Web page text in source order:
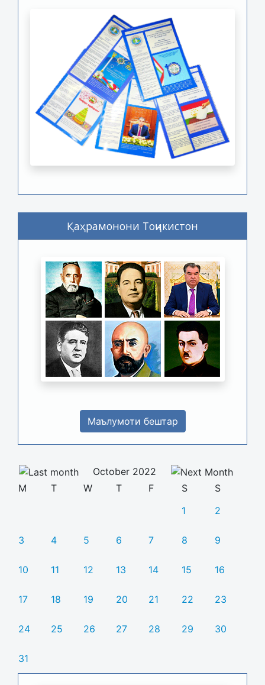
Қаҳрамонони Тоҷикистон
Маълумоти бештар
October 2022
M
T W T F S
S
1
2
3 4 5 6 7 8 9
10 11 12 13 14 15 16
17 18 19 20 21 22 23
24 25 26 27 28 29 30
31